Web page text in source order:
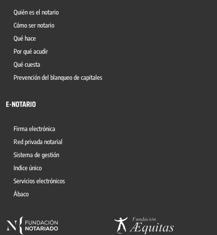
Quién es el notario
Cómo ser notario
Qué hace
Por qué acudir
Qué cuesta
Prevención del blanqueo de capitales
E-NOTARIO
Firma electrónica
Red privada notarial
Sistema de gestión
Indice único
Servicios electrónicos
Ábaco